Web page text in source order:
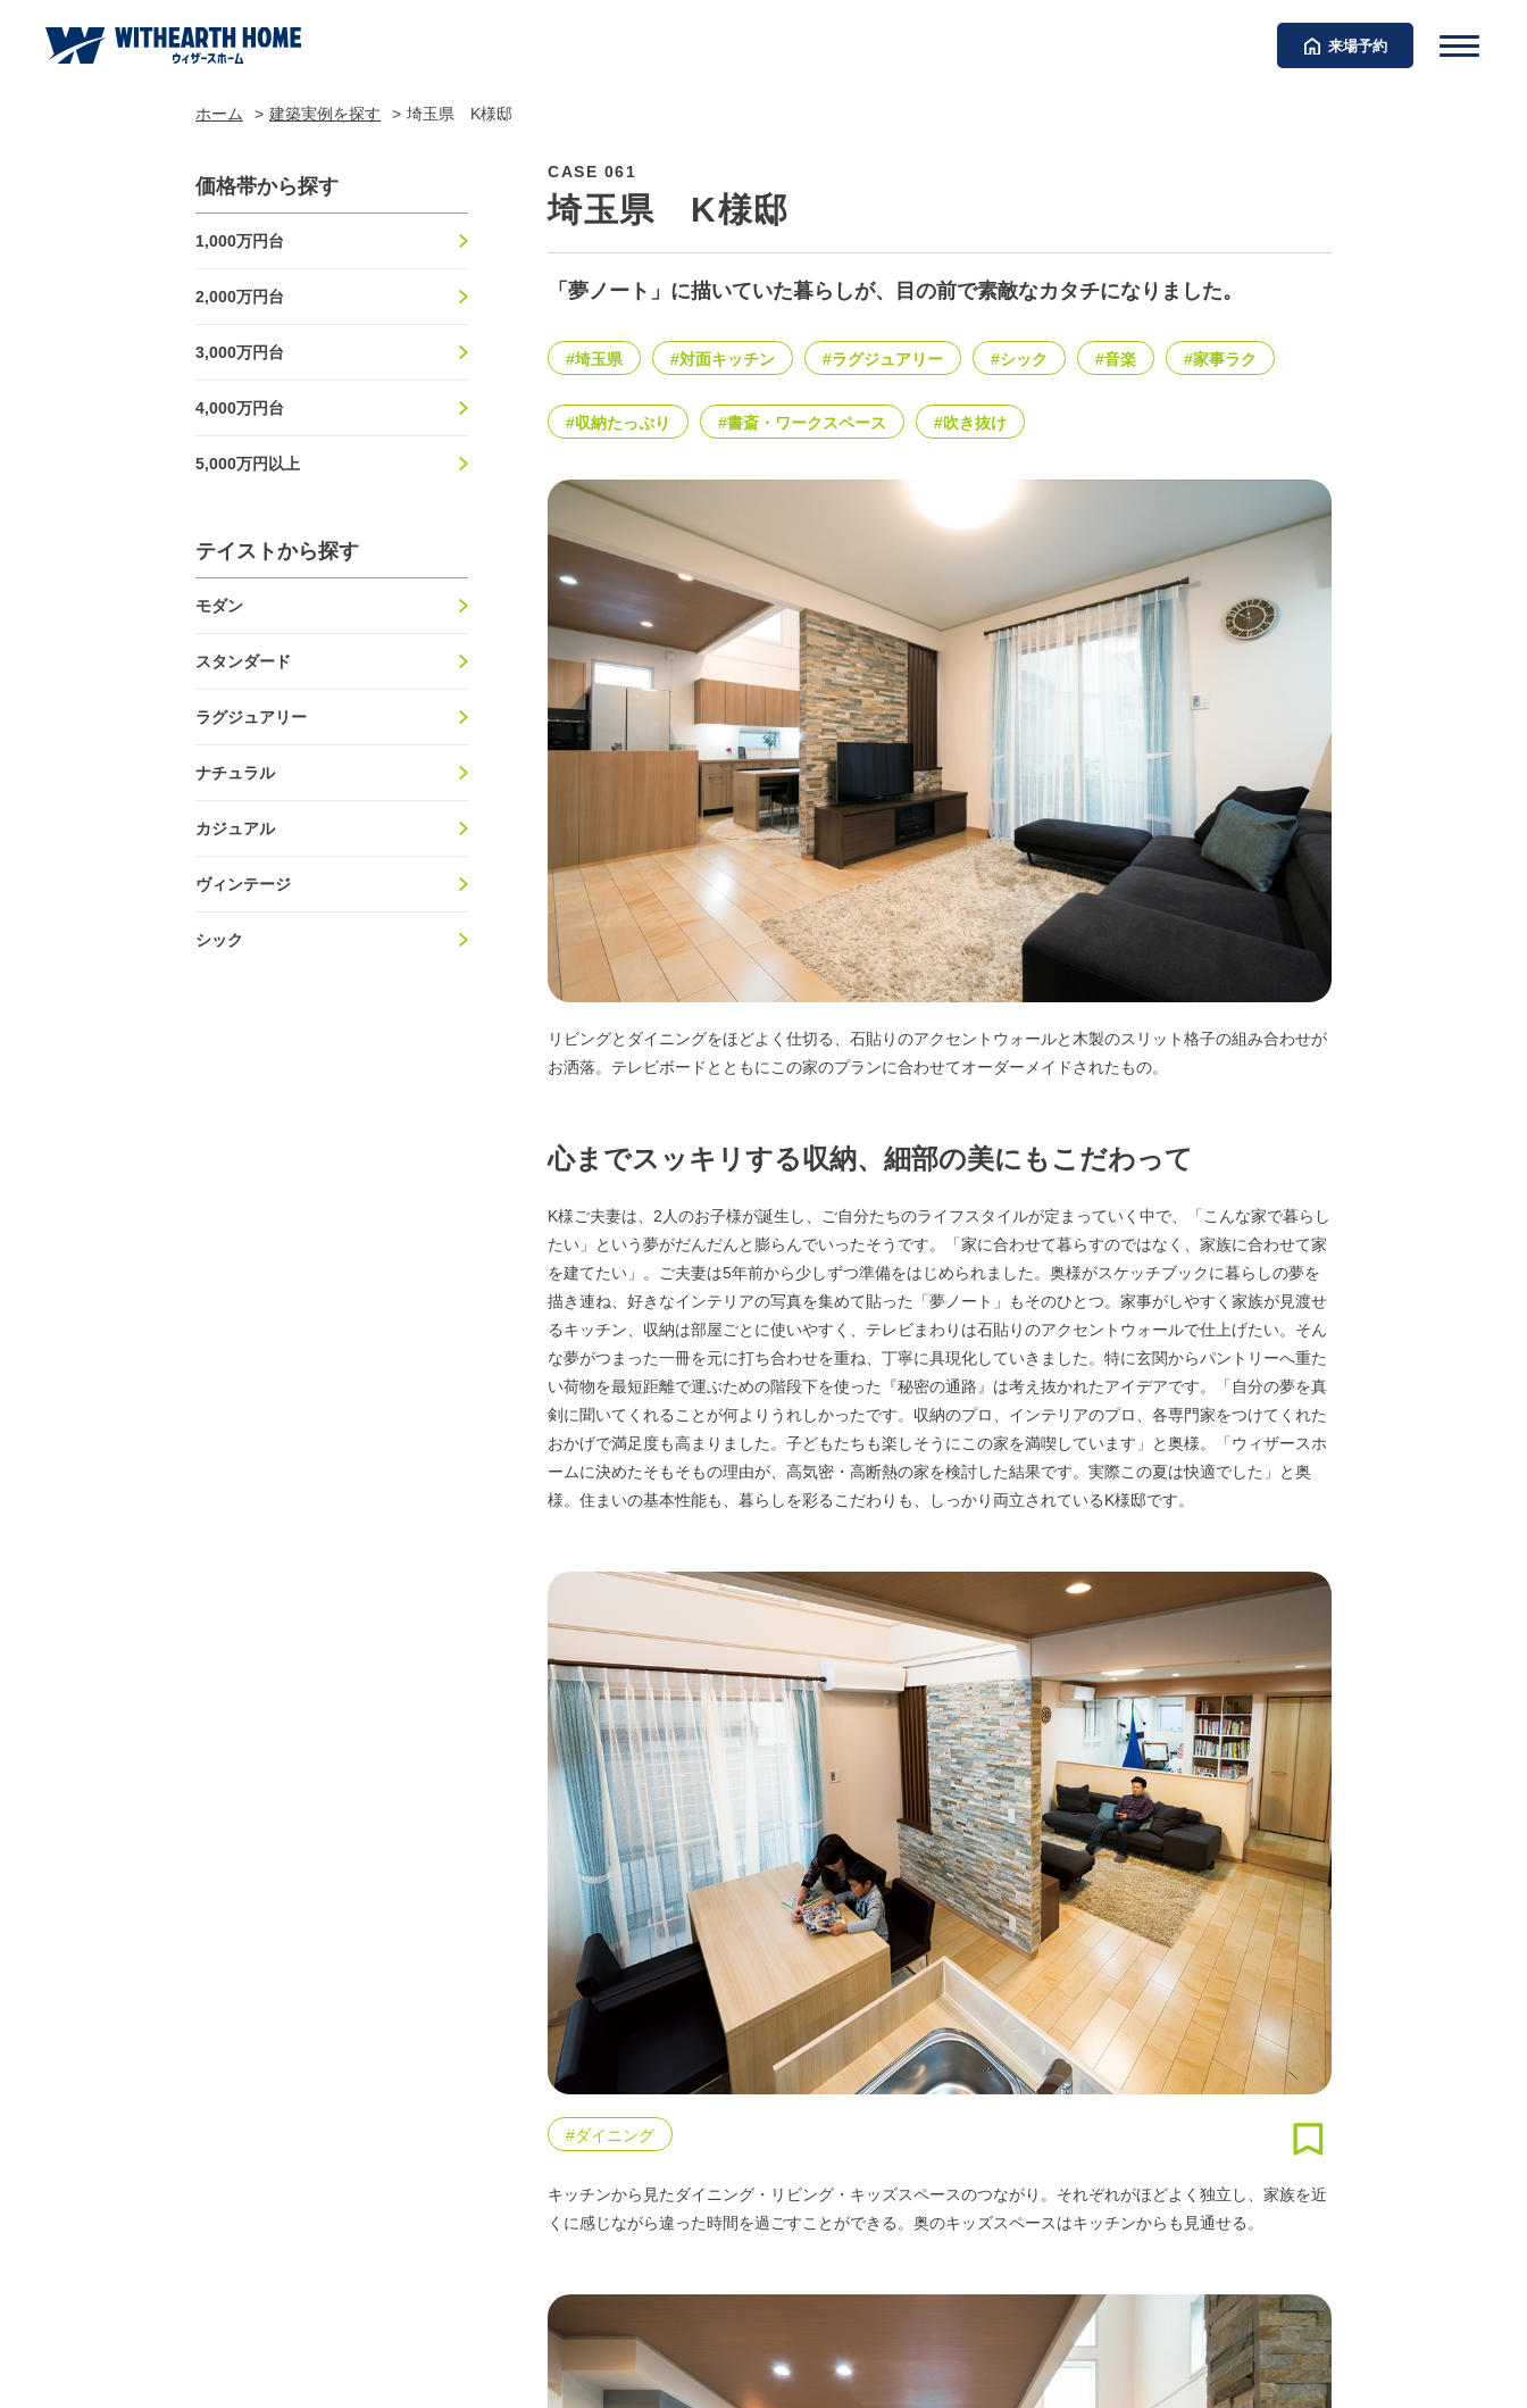
来場予約
WITHEARTH HOME の BEST PLAN
ホーム 建築実例を探す 埼玉県 K様邸
CASE 061
埼玉県 K様邸
「夢ノート」に描いていた暮らしが、目の前で素敵なカタチになりました。
#埼玉県 #対面キッチン #ラグジュアリー #シック #音楽 #家事ラク
#収納たっぷり #書斎・ワークスペース #吹き抜け
リビングとダイニングをほどよく仕切る、石貼りのアクセントウォールと木製のスリット格子の組み合わせが
お洒落。テレビボードとともにこの家のプランに合わせてオーダーメイドされたもの。
心までスッキリする収納、細部の美にもこだわって
K様ご夫妻は、2人のお子様が誕生し、ご自分たちのライフスタイルが定まっていく中で、「こんな家で暮らし
たい」という夢がだんだんと膨らんでいったそうです。「家に合わせて暮らすのではなく、家族に合わせて家
を建てたい」。ご夫妻は5年前から少しずつ準備をはじめられました。奥様がスケッチブックに暮らしの夢を
描き連ね、好きなインテリアの写真を集めて貼った「夢ノート」もそのひとつ。家事がしやすく家族が見渡せ
るキッチン、収納は部屋ごとに使いやすく、テレビまわりは石貼りのアクセントウォールで仕上げたい。そん
な夢がつまった一冊を元に打ち合わせを重ね、丁寧に具現化していきました。特に玄関からパントリーへ重た
い荷物を最短距離で運ぶための階段下を使った『秘密の通路』は考え抜かれたアイデアです。「自分の夢を真
剣に聞いてくれることが何よりうれしかったです。収納のプロ、インテリアのプロ、各専門家をつけてくれた
おかげで満足度も高まりました。子どもたちも楽しそうにこの家を満喫しています」と奥様。「ウィザースホ
ームに決めたそもそもの理由が、高気密・高断熱の家を検討した結果です。実際この夏は快適でした」と奥
様。住まいの基本性能も、暮らしを彩るこだわりも、しっかり両立されているK様邸です。
#ダイニング
キッチンから見たダイニング・リビング・キッズスペースのつながり。それぞれがほどよく独立し、家族を近
くに感じながら違った時間を過ごすことができる。奥のキッズスペースはキッチンからも見通せる。
価格帯から探す
1,000万円台
2,000万円台
3,000万円台
4,000万円台
5,000万円以上
テイストから探す
モダン
スタンダード
ラグジュアリー
ナチュラル
カジュアル
ヴィンテージ
シック